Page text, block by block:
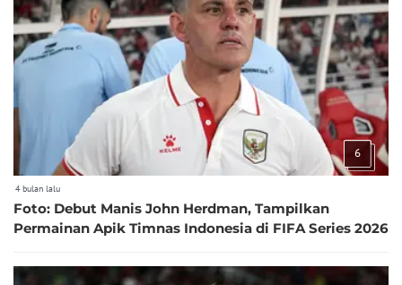
6
4 bulan lalu
Foto: Debut Manis John Herdman, Tampilkan
Permainan Apik Timnas Indonesia di FIFA Series 2026